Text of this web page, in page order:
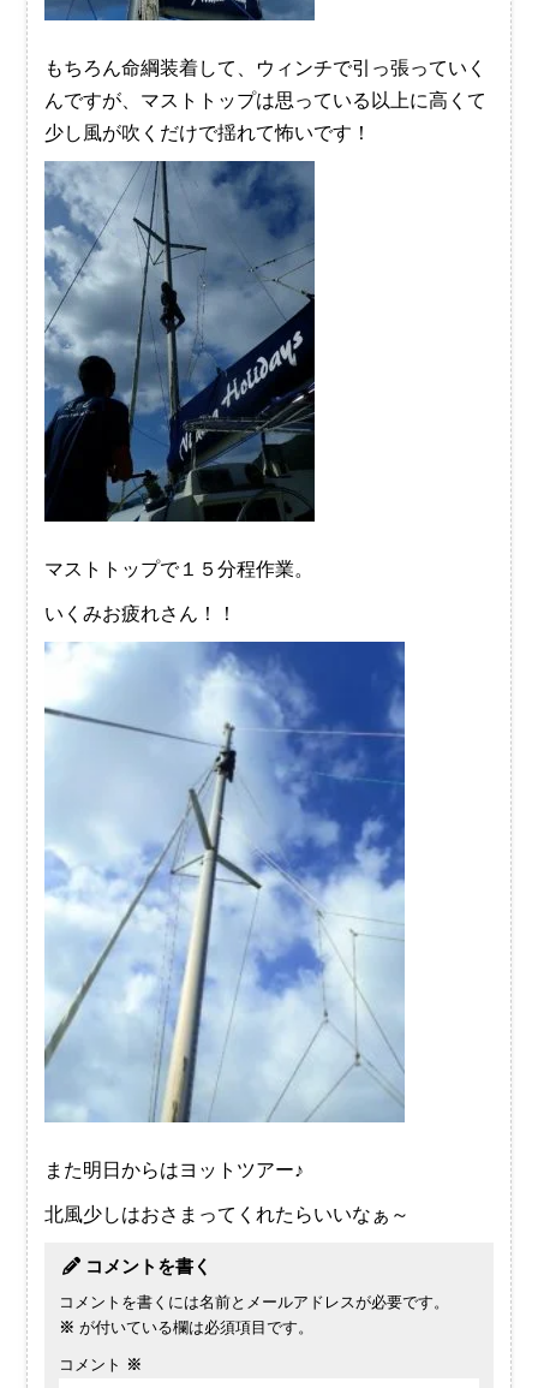
もちろん命綱装着して、ウィンチで引っ張っていく
んですが、マストトップは思っている以上に高くて
少し風が吹くだけで揺れて怖いです！
マストトップで１５分程作業。
いくみお疲れさん！！
また明日からはヨットツアー♪
北風少しはおさまってくれたらいいなぁ～
コメントを書く
コメントを書くには名前とメールアドレスが必要です。
※ が付いている欄は必須項目です。
コメント ※